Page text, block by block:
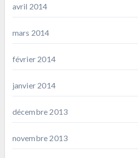
avril 2014
mars 2014
février 2014
janvier 2014
décembre 2013
novembre 2013